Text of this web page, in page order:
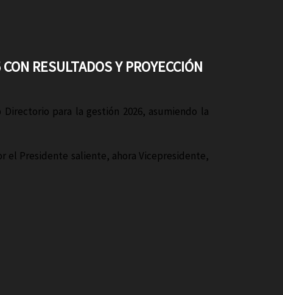
RESULTADOS Y PROYECCIÓN
para la gestión 2026, asumiendo la
el Presidente saliente, ahora Vicepresidente,